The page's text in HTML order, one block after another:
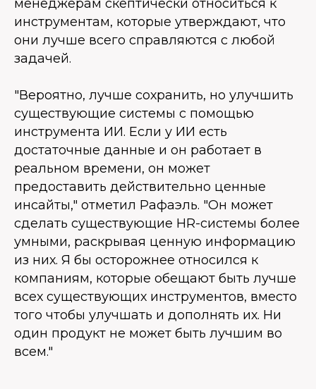
менеджерам скептически относиться к
инструментам, которые утверждают, что
они лучше всего справляются с любой
задачей.
"Вероятно, лучше сохранить, но улучшить
существующие системы с помощью
инструмента ИИ. Если у ИИ есть
достаточные данные и он работает в
реальном времени, он может
предоставить действительно ценные
инсайты," отметил Рафаэль. "Он может
сделать существующие HR-системы более
умными, раскрывая ценную информацию
из них. Я бы осторожнее относился к
компаниям, которые обещают быть лучше
всех существующих инструментов, вместо
того чтобы улучшать и дополнять их. Ни
один продукт не может быть лучшим во
всем."